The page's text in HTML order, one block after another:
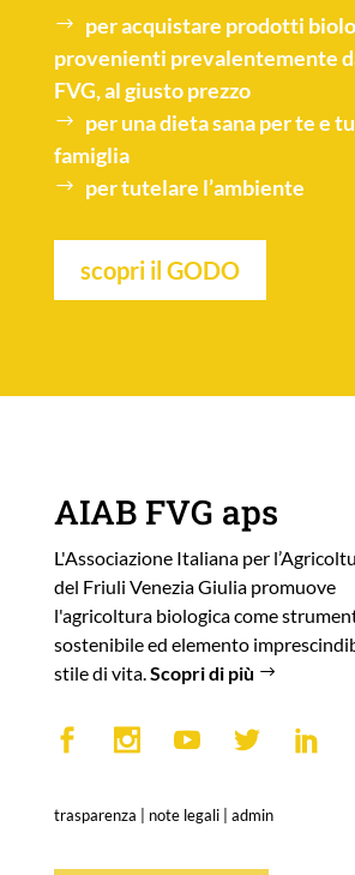
per acquistare prodotti
provenienti prevalentemente
FVG, al giusto prezzo
per unadieta sanaper te e
famiglia
per tutelare l’ambiente
scopri il GODO
AIAB FVG aps
L'Associazione Italiana per
del Friuli Venezia Giulia promuove
l'agricoltura biologica come
sostenibile ed elemento
stile di vita. Scopri di più
trasparenza note legali| admin